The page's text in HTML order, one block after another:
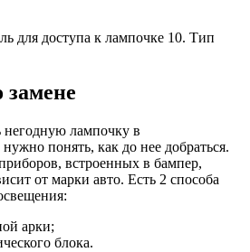
для доступа к лампочке 10. Тип
негодную лампочку в
понять, как до нее добраться.
встроенных в бампер,
от марки авто. Есть 2 способа
арки;
блока.